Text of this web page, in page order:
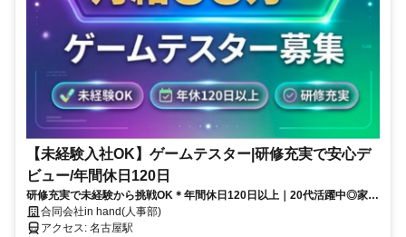
【未経験入社OK】ゲームテスター|研修充実で安心デ
ビュー/年間休日120日
研修充実で未経験から挑戦OK＊年間休日120日以上｜20代活躍中◎家賃
補助最大50％など安心の福利厚生あり
合同会社in hand(人事部)
アクセス: 名古屋駅